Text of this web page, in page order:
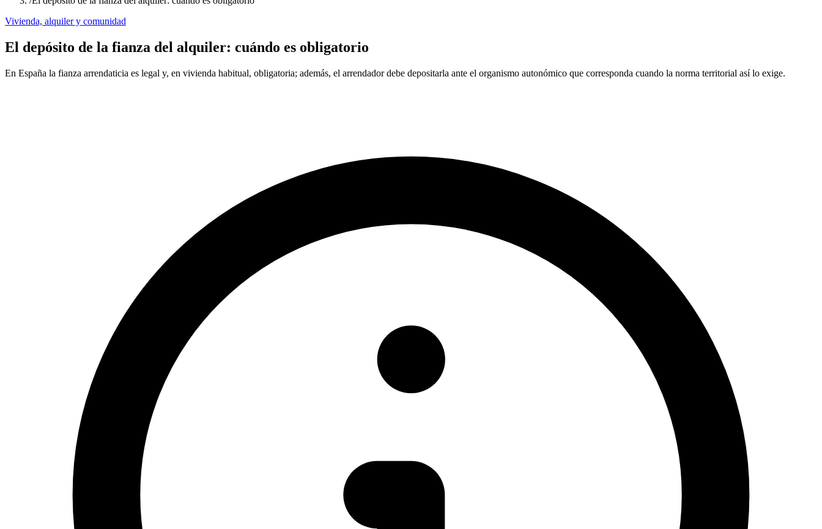
Vivienda, alquiler y comunidad
El depósito de la fianza del alquiler: cuándo es obligatorio
En España la fianza arrendaticia es legal y, en vivienda habitual, obligatoria; además, el arrendador debe depositarla ante el organismo autonómico que corresponda cuando la norma territorial así lo exige.